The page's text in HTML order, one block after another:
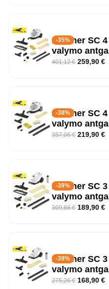
-35%
Kärcher SC
valymo
401,12€ 259,90 €
-38%
Kärcher SC
valymo
357,06€ 219,90 €
-39%
Kärcher SC
valymo
309,88€ 189,90 €
-39%
Kärcher SC
valymo
275,26€ 168,90 €